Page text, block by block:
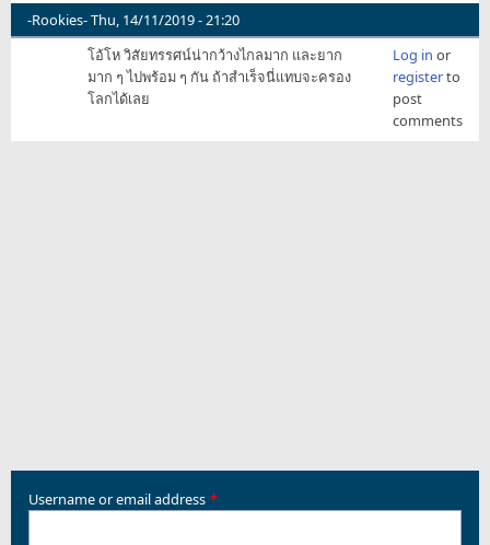
-Rookies-Thu, 14/11/2019 - 21:20
โอ้โห วิสัยทรรศน์น่ากว้างไกลมาก และยาก
มาก ๆ ไปพร้อม ๆ กัน ถ้าสำเร็จนี่แทบจะครอง
โลกได้เลย
Log in or
registerto
post
comments
Username or email address